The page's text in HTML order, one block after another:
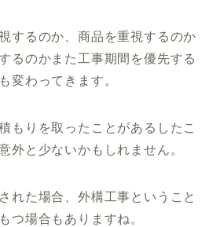
するのか、商品を重視するのか
るのかまた工事期間を優先する
変わってきます。
もりを取ったことがあるしたこ
外と少ないかもしれません。
れた場合、外構工事ということ
つ場合もありますね。